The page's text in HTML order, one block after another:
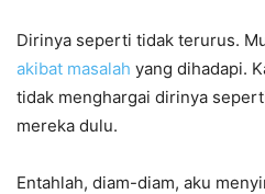
Dirinya seperti tidak terurus.
akibat masalah yang dihadapi.
tidak menghargai dirinya
mereka dulu.
Entahlah, diam-diam, aku